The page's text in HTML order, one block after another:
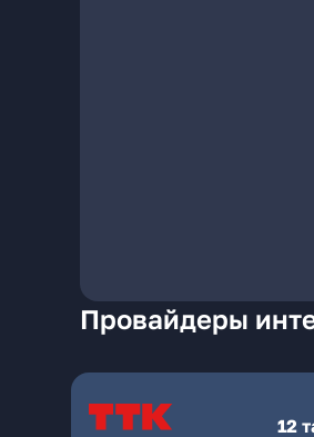
Провайдеры
12